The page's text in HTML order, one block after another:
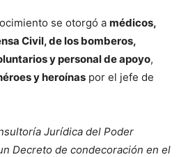
se otorgó a médicos,
Civil, de los bomberos,
y personal de apoyo,
y heroínas por el jefe de
Jurídica del Poder
Decreto de condecoración en el